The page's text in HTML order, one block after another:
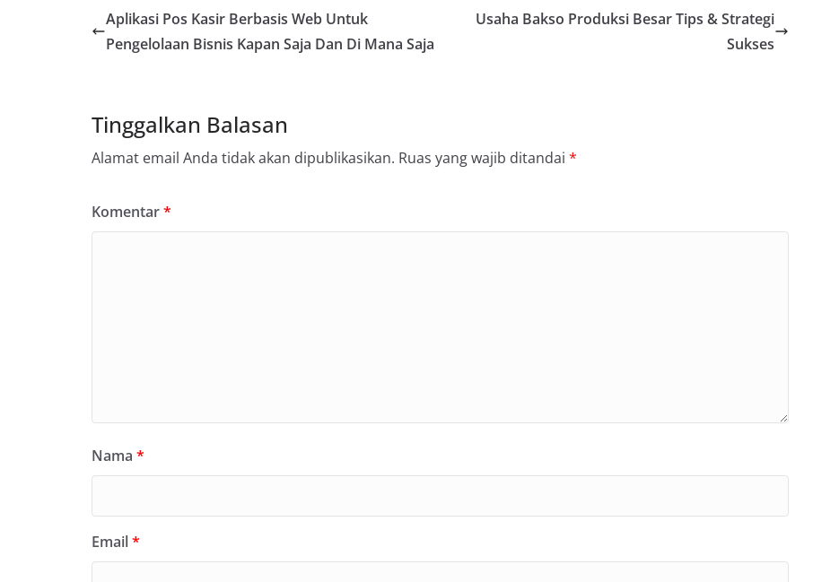
Aplikasi Pos Kasir Berbasis Web Untuk
Pengelolaan Bisnis Kapan Saja Dan Di Mana Saja
Usaha Bakso Produksi Besar Tips & Strategi
Sukses
Tinggalkan Balasan
Alamat email Anda tidak akan dipublikasikan. Ruas yang wajib ditandai *
Komentar*
Nama *
Email*